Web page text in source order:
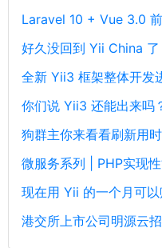
Laravel 10 + Vue 3.0
好久没回到 Yii China 了
全新 Yii3 框架整体开发
你们说 Yii3 还能出来吗
狗群主你来看看刷新用时
现在用 Yii 的一个月可以
港交所上市公司明源云